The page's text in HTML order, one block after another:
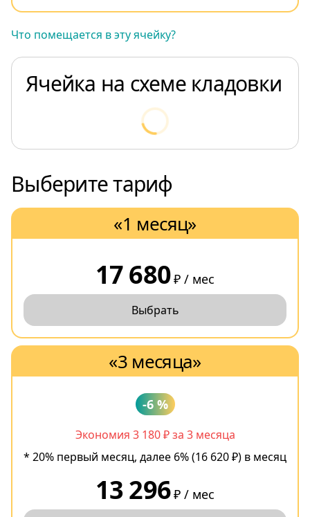
Что помещается в эту ячейку?
Ячейка на схеме кладовки
Выберите тариф
«1 месяц»
17 680₽ / мес
Выбрать
«3 месяца»
-6 %
Экономия 3 180 ₽ за 3 месяца
* 20% первый месяц, далее 6% (16 620 ₽) в месяц
13 296₽ / мес